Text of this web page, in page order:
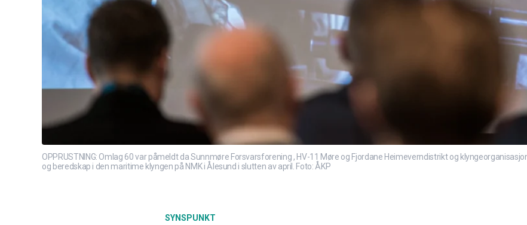
OPPRUSTNING: Omlag 60 var påmeldt da Sunnmøre Forsvarsforening , HV-11 Møre og Fjordane Heimeverndistrikt og
og beredskap i den maritime klyngen på NMK i Ålesund i slutten av april. Foto: ÅKP
SYNSPUNKT